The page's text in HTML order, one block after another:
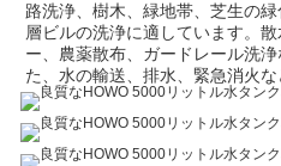
路洗浄、樹木、緑地帯、芝生の
層ビルの洗浄に適しています。
ー、農薬散布、ガードレール洗
た、水の輸送、排水、緊急消火な